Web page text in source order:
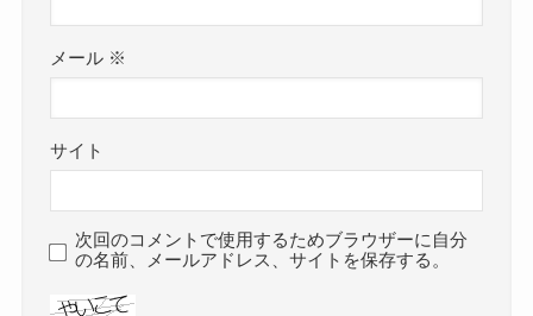
メール ※
サイト
次回のコメントで使用するためブラウザーに自分
の名前、メールアドレス、サイトを保存する。